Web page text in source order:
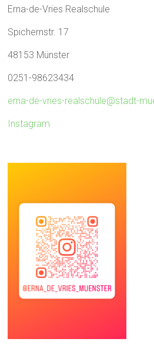
Erna-de-Vries Realschule
Spichernstr. 17
48153 Münster
0251-98623434
erna-de-vries-realschule@stadt-
Instagram